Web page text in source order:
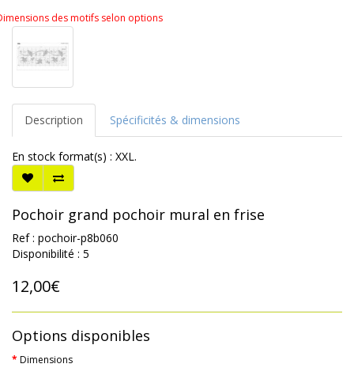
des motifs selon options
Description Spécificités & dimensions
En stock format(s) : XXL.
Pochoir grand pochoir mural en frise
Ref : pochoir-p8b060
Disponibilité : 5
12,00€
Options disponibles
Dimensions